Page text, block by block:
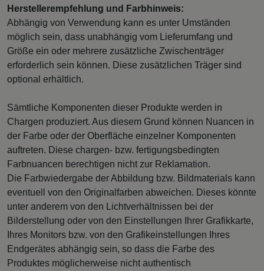
Herstellerempfehlung und Farbhinweis:
Abhängig von Verwendung kann es unter Umständen
möglich sein, dass unabhängig vom Lieferumfang und
Größe ein oder mehrere zusätzliche Zwischenträger
erforderlich sein können. Diese zusätzlichen Träger sind
optional erhältlich.
Sämtliche Komponenten dieser Produkte werden in
Chargen produziert. Aus diesem Grund können Nuancen in
der Farbe oder der Oberfläche einzelner Komponenten
auftreten. Diese chargen- bzw. fertigungsbedingten
Farbnuancen berechtigen nicht zur Reklamation.
Die Farbwiedergabe der Abbildung bzw. Bildmaterials kann
eventuell von den Originalfarben abweichen. Dieses könnte
unter anderem von den Lichtverhältnissen bei der
Bilderstellung oder von den Einstellungen Ihrer Grafikkarte,
Ihres Monitors bzw. von den Grafikeinstellungen Ihres
Endgerätes abhängig sein, so dass die Farbe des
Produktes möglicherweise nicht authentisch